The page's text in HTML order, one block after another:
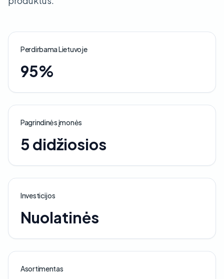
Perdirbama Lietuvoje
95%
Pagrindinės įmonės
5 didžiosios
Investicijos
Nuolatinės
Asortimentas